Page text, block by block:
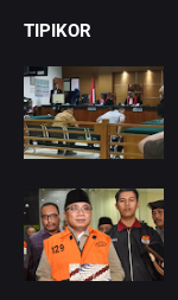
TIPIKOR